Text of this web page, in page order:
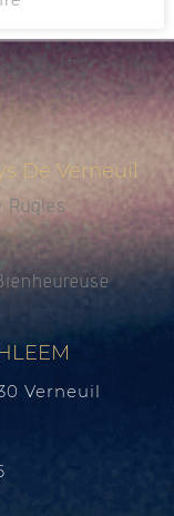
De Verneuil
Rugles
Verneuil